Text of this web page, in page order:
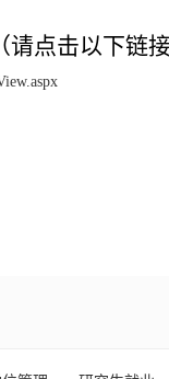
点击以下链接